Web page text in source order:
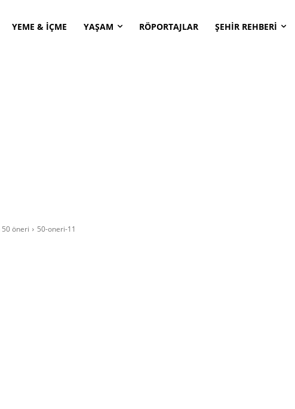
YEME & İÇME YAŞAM RÖPORTAJLAR ŞEHİR REHBERİ
50 öneri 50-oneri-11